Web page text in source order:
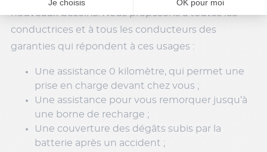
nouveaux besoins. Nous proposons à toutes les
conductrices et à tous les conducteurs des
garanties qui répondent à ces usages :
Une assistance 0 kilomètre, qui permet une
prise en charge devant chez vous ;
Une assistance pour vous remorquer jusqu’à
une borne de recharge ;
Une couverture des dégâts subis par la
batterie après un accident ;